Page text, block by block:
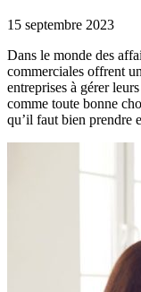
15 septembre 2023
Dans le monde des
commerciales offrent
entreprises à gérer
comme toute bonne
qu’il faut bien prendre